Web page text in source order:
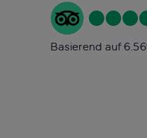
Basierend auf